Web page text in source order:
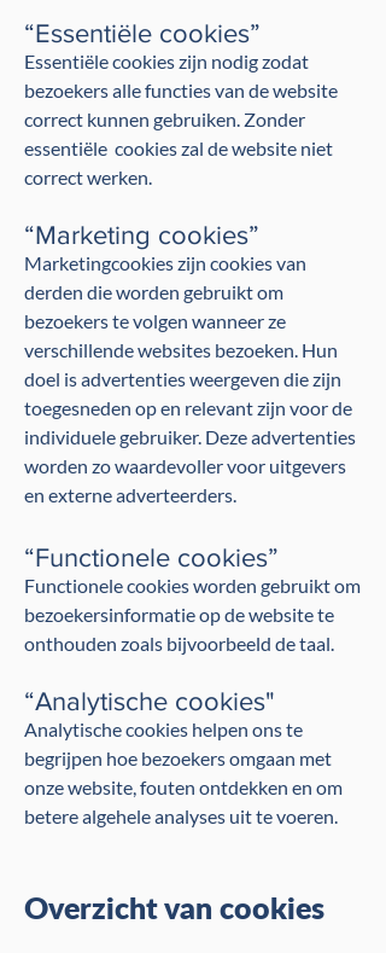
“Essentiële cookies”
Essentiële cookies zijn nodig zodat
bezoekers alle functies van de website
correct kunnen gebruiken. Zonder
essentiële cookies zal de website niet
correct werken.
“Marketing cookies”
Marketingcookies zijn cookies van
derden die worden gebruikt om
bezoekers te volgen wanneer ze
verschillende websites bezoeken. Hun
doel is advertenties weergeven die zijn
toegesneden op en relevant zijn voor de
individuele gebruiker. Deze advertenties
worden zo waardevoller voor uitgevers
en externe adverteerders.
“Functionele cookies”
Functionele cookies worden gebruikt om
bezoekersinformatie op de website te
onthouden zoals bijvoorbeeld de taal.
“Analytische cookies"
Analytische cookies helpen ons te
begrijpen hoe bezoekers omgaan met
onze website, fouten ontdekken en om
betere algehele analyses uit te voeren.
Overzicht van cookies